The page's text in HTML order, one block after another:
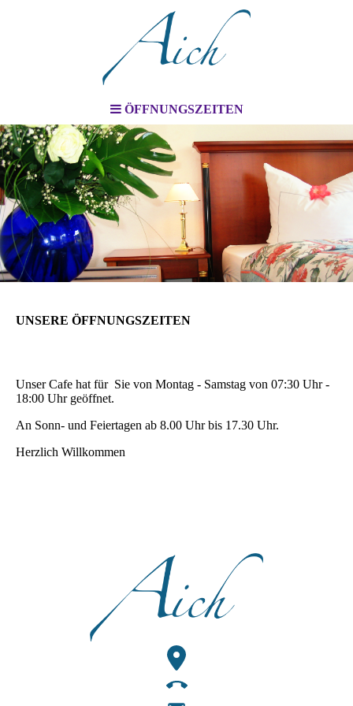
ÖFFNUNGSZEITEN
UNSERE ÖFFNUNGSZEITEN
Unser Cafe hat für Sie von Montag - Samstag von 07:30 Uhr -
18:00 Uhr geöffnet.
An Sonn- und Feiertagen ab 8.00 Uhr bis 17.30 Uhr.
Herzlich Willkommen